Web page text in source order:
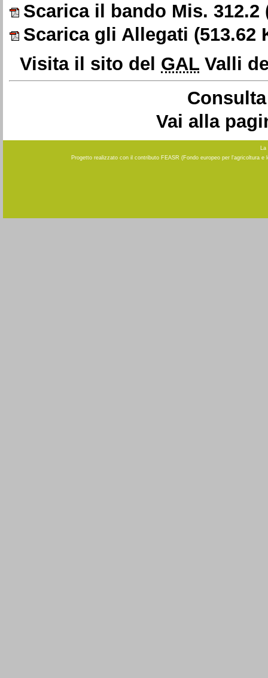
Scarica il bando Mis. 312.2
Scarica gli Allegati (513.62
Visita il sito del GAL Valli
Vai alla
La
Progetto realizzato con il contributo FEASR (Fondo europeo per l'agricoltura